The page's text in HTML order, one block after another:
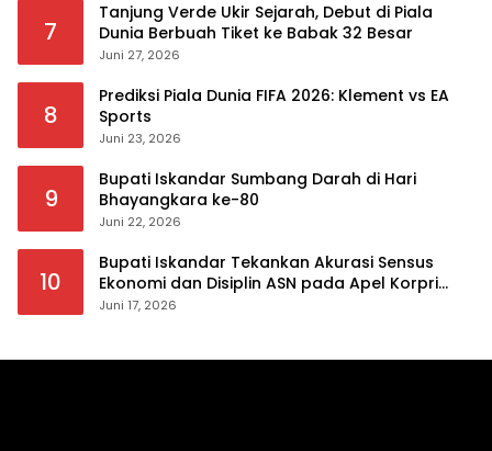
7
Tanjung Verde Ukir Sejarah, Debut di Piala
Dunia Berbuah Tiket ke Babak 32 Besar
Juni 27, 2026
8
Prediksi Piala Dunia FIFA 2026: Klement vs EA
Sports
Juni 23, 2026
9
Bupati Iskandar Sumbang Darah di Hari
Bhayangkara ke-80
Juni 22, 2026
10
Bupati Iskandar Tekankan Akurasi Sensus
Ekonomi dan Disiplin ASN pada Apel Korpri
Pemkab Bolsel
Juni 17, 2026